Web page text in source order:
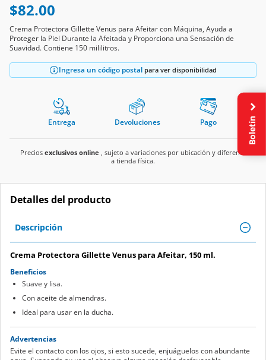
$82.00
Crema Protectora Gillette Venus para Afeitar con Máquina, Ayuda a
Proteger la Piel Durante la Afeitada y Proporciona una Sensación de
Suavidad. Contiene 150 mililitros.
Ingresa un código postal para ver disponibilidad
Entrega Devoluciones Pago
Precios exclusivos online , sujeto a variaciones por ubicación y diferente
a tienda física.
Detalles del producto
Descripción
Crema Protectora Gillette Venus para Afeitar, 150 ml.
Beneficios
Suave y lisa.
Con aceite de almendras.
Ideal para usar en la ducha.
Advertencias
Evite el contacto con los ojos, si esto sucede, enjuáguelos con abundante
Boletín